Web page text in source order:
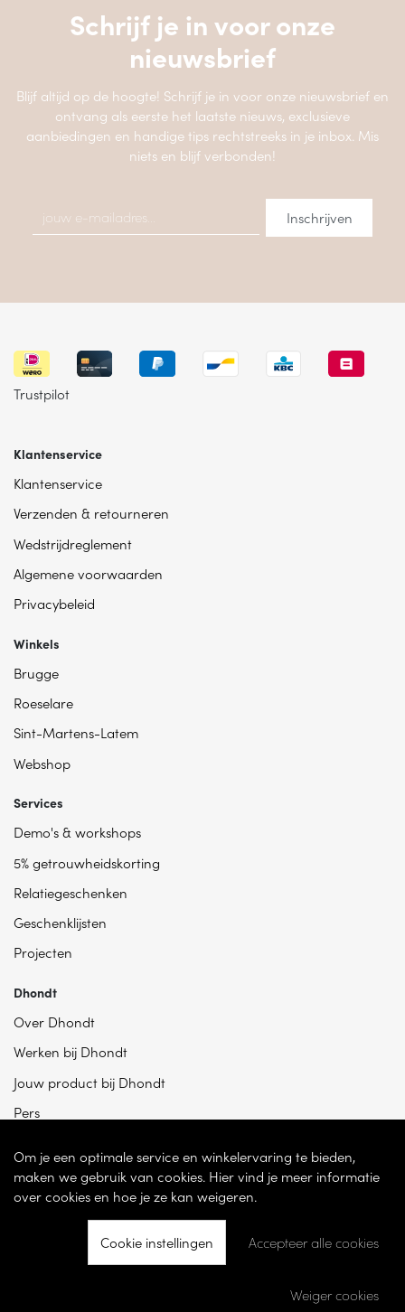
Schrijf je in voor onze
nieuwsbrief
Blijf altijd op de hoogte! Schrijf je in voor onze nieuwsbrief en
ontvang als eerste het laatste nieuws, exclusieve
aanbiedingen en handige tips rechtstreeks in je inbox. Mis
niets en blijf verbonden!
Trustpilot
Klantenservice
Klantenservice
Verzenden & retourneren
Wedstrijdreglement
Algemene voorwaarden
Privacybeleid
Winkels
Brugge
Roeselare
Sint-Martens-Latem
Webshop
Services
Demo's & workshops
5% getrouwheidskorting
Relatiegeschenken
Geschenklijsten
Projecten
Dhondt
Over Dhondt
Werken bij Dhondt
Jouw product bij Dhondt
Pers
© 2026 - Dhondt Interieur NV – Ondernemingsnummer BE 0865 787 950 –
Om je een optimale service en winkelervaring te bieden,
maken we gebruik van cookies. Hier vind je meer informatie
over cookies en hoe je ze kan weigeren.
Cookie instellingen Accepteer alle cookies
Weiger cookies